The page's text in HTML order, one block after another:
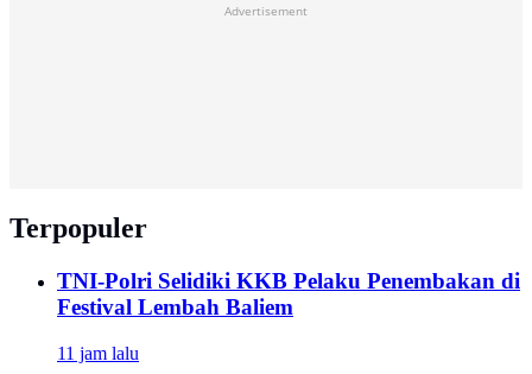
Advertisement
Terpopuler
TNI-Polri Selidiki KKB Pelaku Penembakan di
Festival Lembah Baliem
11 jam lalu